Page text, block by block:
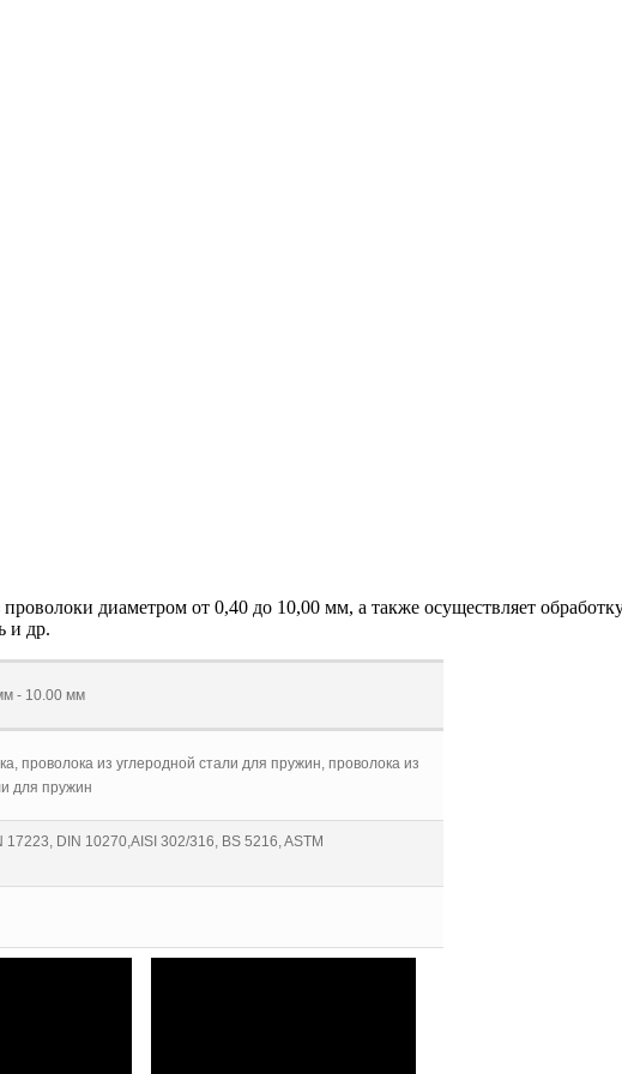
диаметром от 0,40 до 10,00 мм, а также осуществляет
и др.
- 10.00 мм
проволока из углеродной стали для пружин, проволока из
для пружин
17223, DIN 10270,AISI 302/316, BS 5216, ASTM